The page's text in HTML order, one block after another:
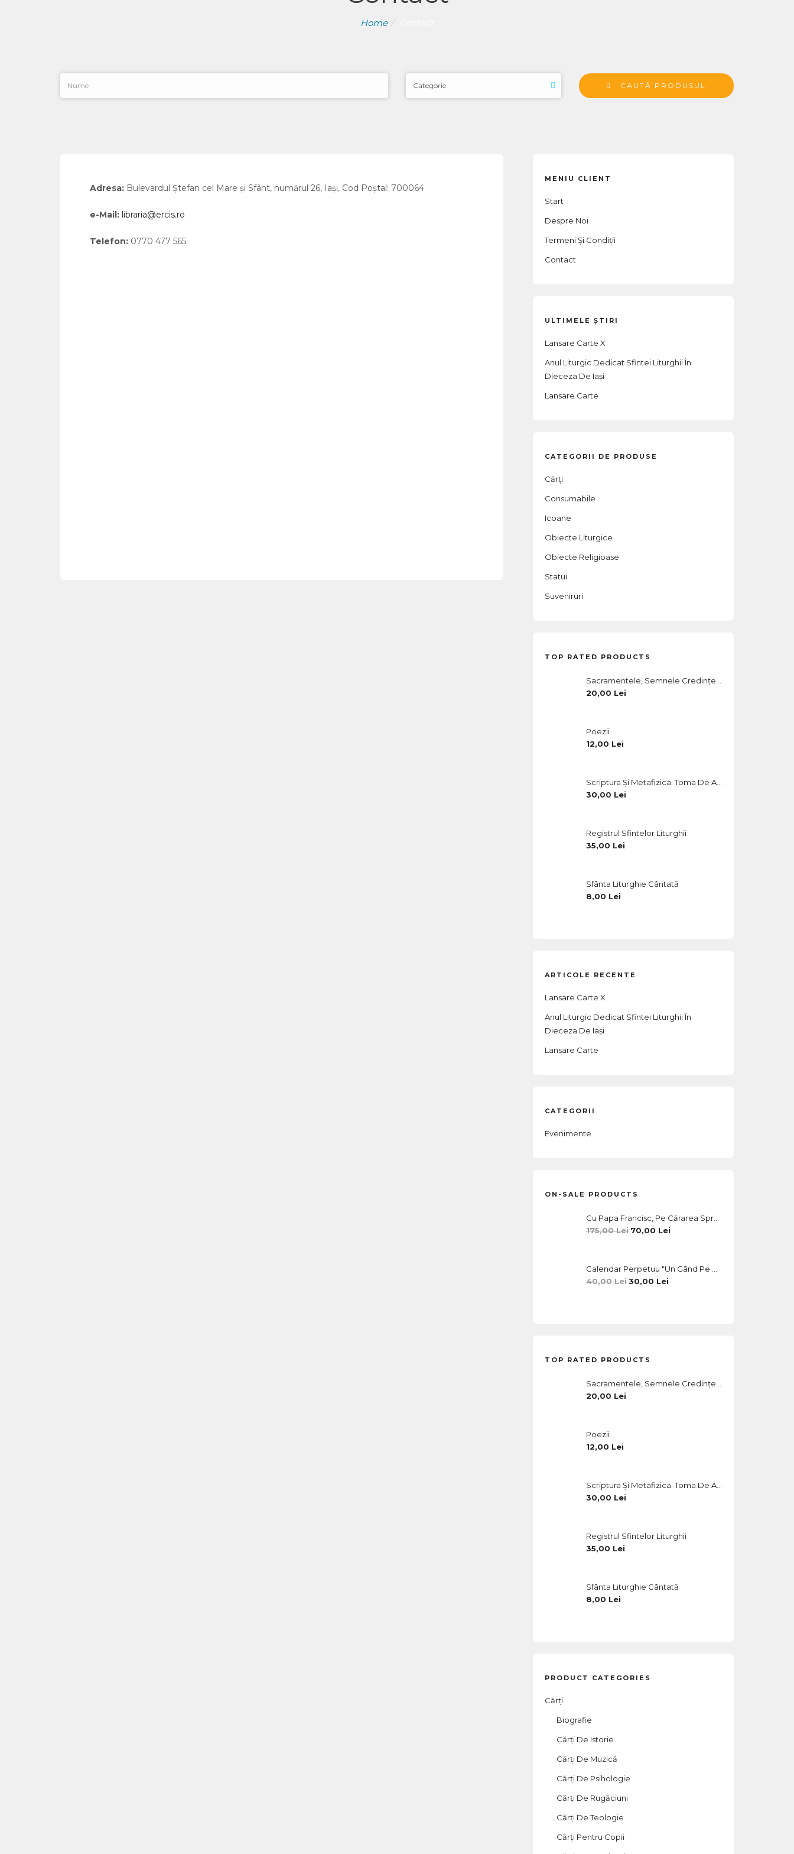
Home
CAUTĂ PRODUSUL
Adresa: Bulevardul Ştefan cel Mare şi Sfânt, numărul 26, Iași, Cod Poștal: 700064
e-Mail: libraria@ercis.ro
Telefon: 0770 477 565
MENIU CLIENT
Start
Despre Noi
Termeni Și Condiții
Contact
ULTIMELE ȘTIRI
Lansare Carte X
Anul Liturgic Dedicat Sfintei Liturghii În
Dieceza De Iași
Lansare Carte
CATEGORII DE PRODUSE
Cărți
Consumabile
Icoane
Obiecte Liturgice
Obiecte Religioase
Statui
Suveniruri
TOP RATED PRODUCTS
20,00 Lei
Poezii
12,00 Lei
30,00 Lei
Registrul Sfintelor Liturghii
35,00 Lei
Sfânta Liturghie Cântată
8,00 Lei
ARTICOLE RECENTE
Lansare Carte X
Anul Liturgic Dedicat Sfintei Liturghii În
Dieceza De Iași
Lansare Carte
CATEGORII
Evenimente
ON-SALE PRODUCTS
175,00Lei Prețul
Fost:
175,00 Lei.
70,00 Lei
70,00 Lei.
40,00Lei Prețul
30,00 Lei
TOP RATED PRODUCTS
20,00 Lei
Poezii
12,00 Lei
30,00 Lei
Registrul Sfintelor Liturghii
35,00 Lei
Sfânta Liturghie Cântată
8,00 Lei
PRODUCT CATEGORIES
Cărți
Biografie
Cărți De Istorie
Cărți De Muzică
Cărți De Psihologie
Cărți De Rugăciuni
Cărți De Teologie
Cărți Pentru Copii